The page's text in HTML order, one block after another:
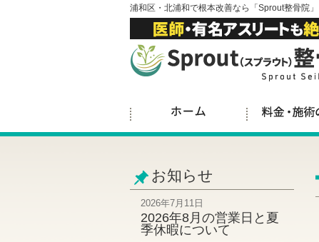
浦和区・北浦和で根本改善なら「Sprout整骨院」
お知らせ
2026年7月11日
2026年8月の営業日と夏
季休暇について